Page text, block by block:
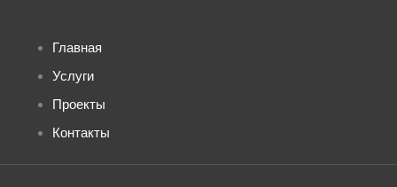
a
p
p
Главная
Услуги
Проекты
Контакты